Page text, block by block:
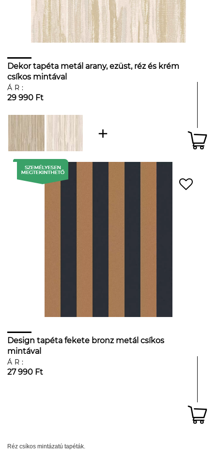
Dekor tapéta metál arany, ezüst, réz és krém
csíkos mintával
ÁR:
29 990 Ft
Design tapéta fekete bronz metál csíkos
mintával
ÁR:
27 990 Ft
Réz csíkos mintázatú tapéták.